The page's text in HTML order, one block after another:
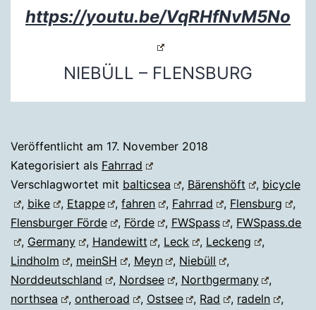
https://youtu.be/VqRHfNvM5No
NIEBÜLL – FLENSBURG
Veröffentlicht am 17. November 2018
Kategorisiert als Fahrrad
Verschlagwortet mit balticsea , Bärenshöft , bicycle
, bike , Etappe ,fahren , Fahrrad , Flensburg
,
Flensburger Förde
, Förde , FWSpass , FWSpass.de
, Germany , Handewitt , Leck , Leckeng
,
Lindholm
, meinSH , Meyn , Niebüll
,
Norddeutschland
, Nordsee , Northgermany
,
northsea
, ontheroad , Ostsee , Rad , radeln
,